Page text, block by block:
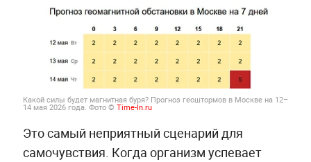
Какой силы будет магнитная буря? Прогноз геоштормов в Москве на 12–
14 мая 2026 года. Фото © Time-In.ru
Это самый неприятный сценарий для
самочувствия. Когда организм успевает